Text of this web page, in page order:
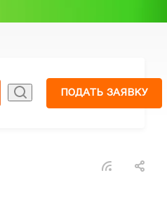
ПОДАТЬ ЗАЯВКУ